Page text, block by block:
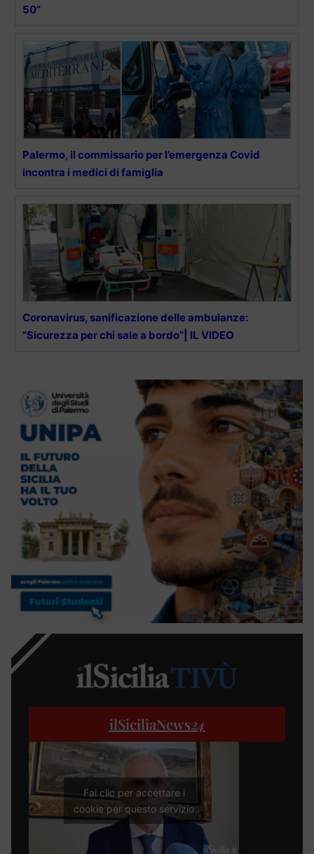
50”
Palermo, il commissario per l’emergenza Covid
incontra i medici di famiglia
Coronavirus, sanificazione delle ambulanze:
“Sicurezza per chi sale a bordo”| IL VIDEO
ilSiciliaNews24
Fai clic per accettare i
cookie per questo servizio